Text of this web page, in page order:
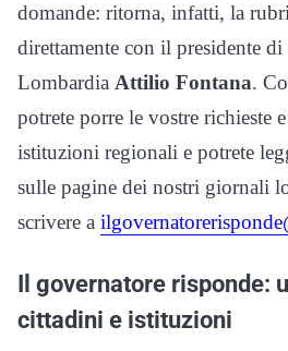
domande: ritorna, infatti, la
direttamente con il presidente
Lombardia Attilio Fontana.
potrete porre le vostre richieste
istituzioni regionali e potrete
sulle pagine dei nostri giornali
scrivere a
Il governatore risponde:
cittadini e istituzioni